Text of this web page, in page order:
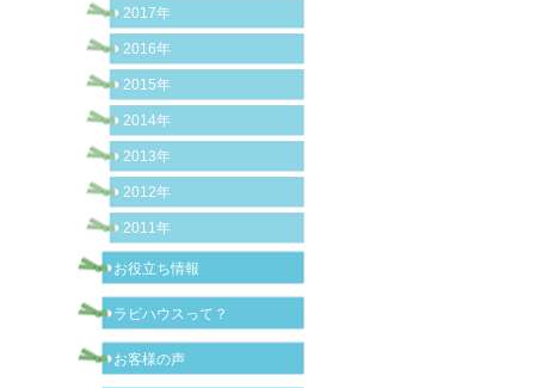
2017年
2016年
2015年
2014年
2013年
2012年
2011年
お役立ち情報
ラビハウスって？
お客様の声